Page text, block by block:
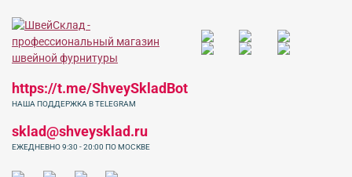
https://t.me/ShveySkladBot
НАША ПОДДЕРЖКА В TELEGRAM
sklad@shveysklad.ru
ЕЖЕДНЕВНО 9:30 - 20:00 ПО МОСКВЕ